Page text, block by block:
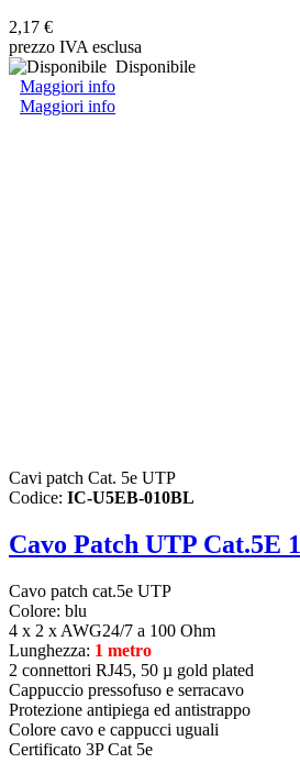
2,17 €
prezzo IVA esclusa
Disponibile
Maggiori info
Maggiori info
Cavi patch Cat. 5e UTP
Codice: IC-U5EB-010BL
Cavo Patch UTP Cat.5E
Cavo patch cat.5e UTP
Colore: blu
4 x 2 x AWG24/7 a 100 Ohm
Lunghezza: 1 metro
2 connettori RJ45, 50 µ gold plated
Cappuccio pressofuso e serracavo
Protezione antipiega ed antistrappo
Colore cavo e cappucci uguali
Certificato 3P Cat 5e